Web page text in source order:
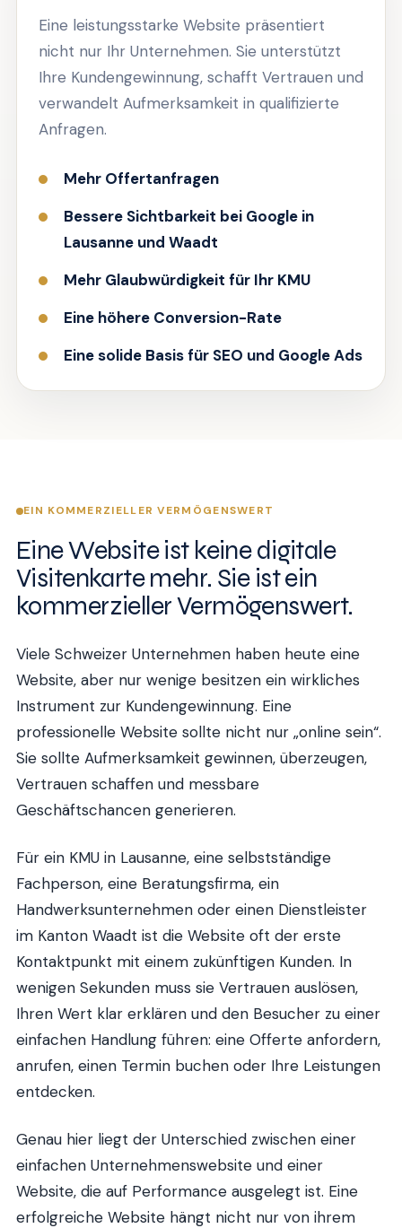
Eine leistungsstarke Website präsentiert
nicht nur Ihr Unternehmen. Sie unterstützt
Ihre Kundengewinnung, schafft Vertrauen und
verwandelt Aufmerksamkeit in qualifizierte
Anfragen.
Mehr Offertanfragen
Bessere Sichtbarkeit bei Google in
Lausanne und Waadt
Mehr Glaubwürdigkeit für Ihr KMU
Eine höhere Conversion-Rate
Eine solide Basis für SEO und Google Ads
EIN KOMMERZIELLER VERMÖGENSWERT
Eine Website ist keine digitale
Visitenkarte mehr. Sie ist ein
kommerzieller Vermögenswert.
Viele Schweizer Unternehmen haben heute eine
Website, aber nur wenige besitzen ein wirkliches
Instrument zur Kundengewinnung. Eine
professionelle Website sollte nicht nur „online sein“.
Sie sollte Aufmerksamkeit gewinnen, überzeugen,
Vertrauen schaffen und messbare
Geschäftschancen generieren.
Für ein KMU in Lausanne, eine selbstständige
Fachperson, eine Beratungsfirma, ein
Handwerksunternehmen oder einen Dienstleister
im Kanton Waadt ist die Website oft der erste
Kontaktpunkt mit einem zukünftigen Kunden. In
wenigen Sekunden muss sie Vertrauen auslösen,
Ihren Wert klar erklären und den Besucher zu einer
einfachen Handlung führen: eine Offerte anfordern,
anrufen, einen Termin buchen oder Ihre Leistungen
entdecken.
Genau hier liegt der Unterschied zwischen einer
einfachen Unternehmenswebsite und einer
Website, die auf Performance ausgelegt ist. Eine
erfolgreiche Website hängt nicht nur von ihrem